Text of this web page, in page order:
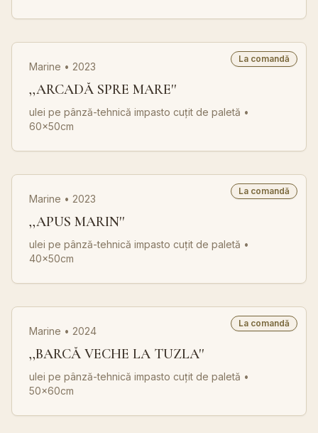
La comandă
Marine • 2023
,,ARCADĂ SPRE MARE''
ulei pe pânză-tehnică impasto cuțit de paletă •
60x50cm
La comandă
Marine • 2023
,,APUS MARIN''
ulei pe pânză-tehnică impasto cuțit de paletă •
40x50cm
La comandă
Marine • 2024
,,BARCĂ VECHE LA TUZLA''
ulei pe pânză-tehnică impasto cuțit de paletă •
50x60cm